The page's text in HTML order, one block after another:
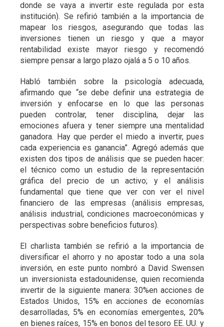
donde se vaya a invertir este regulada por esta
institución). Se refirió también a la importancia de
mapear los riesgos, asegurando que todas las
inversiones tienen un riesgo y que a mayor
rentabilidad existe mayor riesgo y recomendó
siempre pensar a largo plazo ojalá a 5 o 10 años.
Habló también sobre la psicología adecuada,
afirmando que “se debe definir una estrategia de
inversión y enfocarse en lo que las personas
pueden controlar, tener disciplina, dejar las
emociones afuera y tener siempre una mentalidad
ganadora. Hay que perder el miedo a invertir, pues
cada experiencia es ganancia”. Agregó además que
existen dos tipos de análisis que se pueden hacer:
el técnico como un estudio de la representación
gráfica del precio de un activo; y el análisis
fundamental que tiene que ver con ver el nivel
financiero de las empresas (análisis empresas,
análisis industrial, condiciones macroeconómicas y
perspectivas sobre beneficios futuros).
El charlista también se refirió a la importancia de
diversificar el ahorro y no apostar todo a una sola
inversión, en este punto nombró a David Swensen
un inversionista estadounidense, quien recomienda
invertir de la siguiente manera: 30%en acciones de
Estados Unidos, 15% en acciones de economías
desarrolladas, 5% en economías emergentes, 20%
en bienes raíces, 15% en bonos del tesoro EE. UU. y